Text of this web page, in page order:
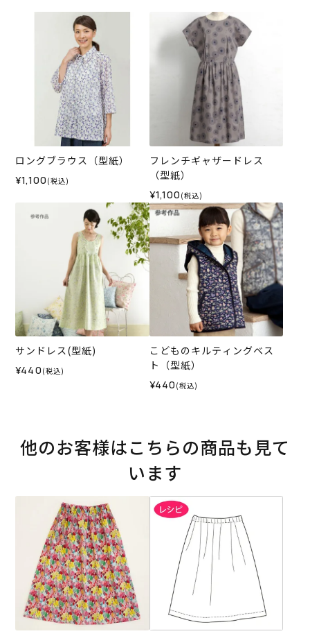
ロングブラウス（型紙）
¥1,100 (税込)
フレンチギャザードレス
（型紙）
¥1,100 (税込)
サンドレス(型紙)
¥440 (税込)
こどものキルティングベス
ト（型紙）
¥440 (税込)
他のお客様はこちらの商品も見て
います